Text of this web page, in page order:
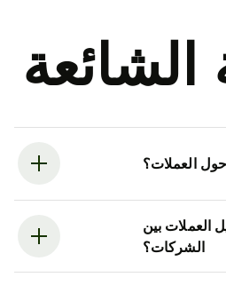
الشائعة
العملات؟
بين
الشركات؟